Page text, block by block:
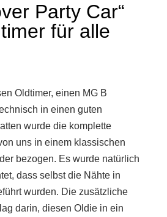
Party Car“
für alle
Oldtimer, einen MG B
in einen guten
wurde die komplette
uns in einem klassischen
bezogen. Es wurde natürlich
dass selbst die Nähte in
wurden. Die zusätzliche
darin, diesen Oldie in ein